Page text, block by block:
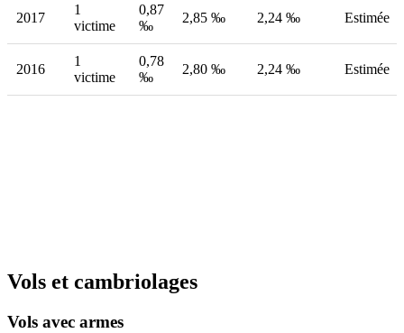
2017
1
victime
0,87
‰
2,85 ‰ 2,24 ‰ Estimée
2016
1
victime
0,78
‰
2,80 ‰ 2,24 ‰ Estimée
Vols et cambriolages
Vols avec armes